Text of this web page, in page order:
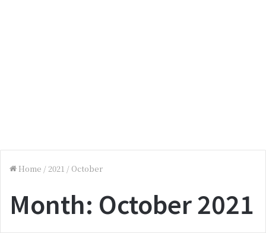
Home /2021 / October
Month: October 2021